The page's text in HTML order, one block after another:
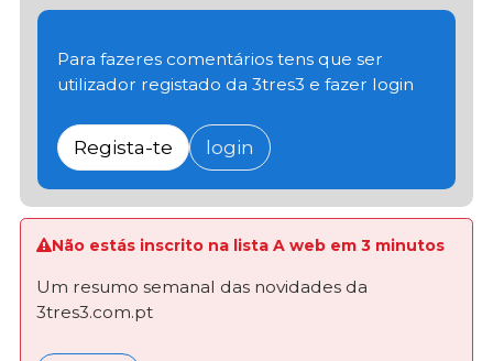
Para fazeres comentários tens que ser
utilizador registado da 3tres3 e fazer login
Regista-te login
Não estás inscrito na lista A web em 3 minutos
Um resumo semanal das novidades da
3tres3.com.pt